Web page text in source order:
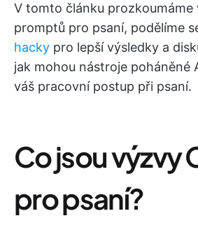
V tomto článku prozkoumáme
promptů pro psaní, podělíme
hacky pro lepší výsledky a
jak mohou nástroje poháněné
váš pracovní postup při psaní.
Co jsou výzvy
pro psaní?